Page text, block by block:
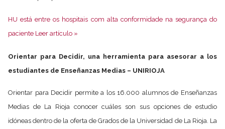
HU está entre os hospitais com alta conformidade na segurança do
paciente Leer artículo »
Orientar para Decidir, una herramienta para asesorar a los
estudiantes de Enseñanzas Medias – UNIRIOJA
Orientar para Decidir permite a los 16.000 alumnos de Enseñanzas
Medias de La Rioja conocer cuáles son sus opciones de estudio
idóneas dentro de la oferta de Grados de la Universidad de La Rioja. La